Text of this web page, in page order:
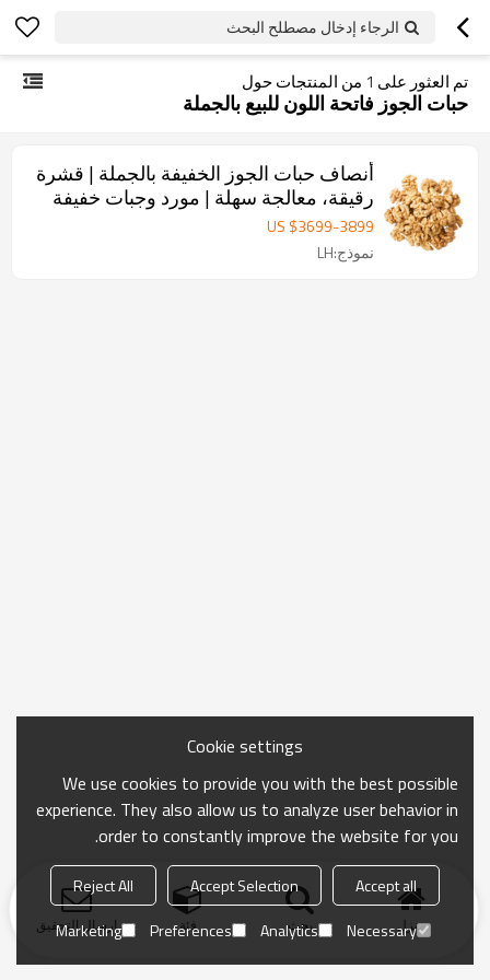
الرجاء إدخال مصطلح البحث
تم العثور على 1 من المنتجات حول
حبات الجوز فاتحة اللون للبيع بالجملة
أنصاف حبات الجوز الخفيفة بالجملة | قشرة
رقيقة، معالجة سهلة | مورد وجبات خفيفة
بالجملة للشركات
US $3699-3899
نموذج:LH
منزل بحث فئة ارسال التحقيق
Cookie settings
We use cookies to provide you with the best possible
experience. They also allow us to analyze user behavior in
order to constantly improve the website for you.
Accept all
Accept Selection
Reject All
Necessary
Analytics
Preferences
Marketing